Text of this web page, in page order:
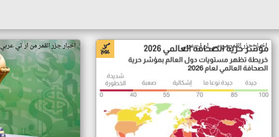
اخبار جزر القمر من سي ان ان عربي اخبار جزر القمر من ار تي عربي